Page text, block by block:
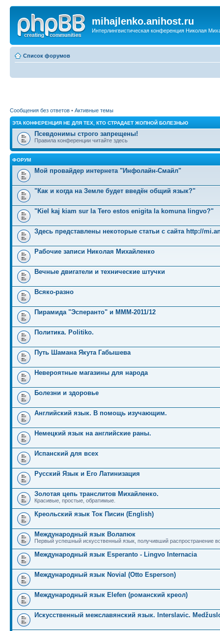
mihajlenko.anihost.ru
Интерлингвистическая конференция Николая
Список форумов
Сообщения без ответов • Активные темы
ЭТА КОНФЕРЕНЦИЯ НЕ ДЛЯ ТЕХ, КТО СТРАДАЕТ ЖОПНОЙ БОЛЕЗНЬЮ
Псевдонимы строго запрещены!
Правила конференции читайте здесь
ФОРУМ
Мой провайдер интернета "Инфолайн-Смайл"
"Как и когда на Земле будет введён общий язык?"
"Kiel kaj kiam sur la Tero estos enigita la komuna lingvo?"
Здесь представлены некоторые статьи с сайта http://
Рабочие записи Николая Михайленко
Вечные двигатели и технические штучки
Всяко-разно
Пирамида "Эсперанто" и MMM-2011/12
Политика. Politiko.
Путь Шамана Якута Габышева
Невероятные магазины для народа
Болезни и здоровье
Английский язык. В помощь изучающим.
Немецкий язык на английские раны.
Испанский для всех
Русский Язык и Его Латинизация
Золотая цепь транслитов Михайленко.
Красивые, простые, обратимые.
Креольский язык Ток Писин (English)
Международный язык Волапюк
Первый успешный искусственный язык, получивший распространение
Международный язык Esperanto - Lingvo Internacia
Международный язык Novial (Otto Esperson)
Международный язык Elefen (романский креол)
Искусственный межславянский язык. Interslavic.